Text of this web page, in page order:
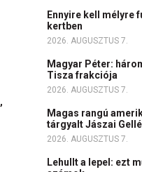
Ennyire kell mélyre
kertben
2026. AUGUSZTUS 7.
Magyar Péter:
Tisza frakciója
2026. AUGUSZTUS 7.
Magas rangú
tárgyalt Jászai
2026. AUGUSZTUS 7.
Lehullt a lepel: ezt